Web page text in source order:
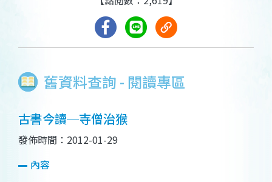
舊資料查詢 - 閱讀專區
古書今讀─寺僧治猴
發佈時間：2012-01-29
內容